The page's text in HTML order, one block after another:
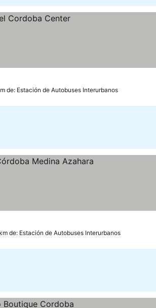
de: Estación de Autobuses Interurbanos
de: Estación de Autobuses Interurbanos